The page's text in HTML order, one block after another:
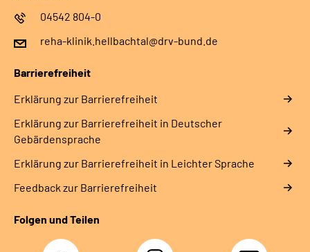
04542 804-0
reha-klinik.hellbachtal@drv-bund.de
Barrierefreiheit
Erklärung zur Barrierefreiheit
Erklärung zur Barrierefreiheit in Deutscher
Gebärdensprache
Erklärung zur Barrierefreiheit in Leichter Sprache
Feedback zur Barrierefreiheit
Folgen und Teilen
Facebook Instagram YouTube